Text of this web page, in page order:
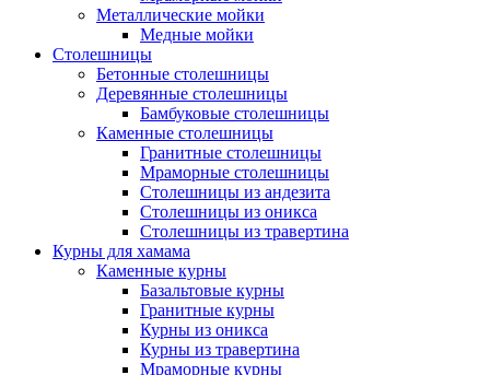
Металлические мойки
Медные мойки
Столешницы
Бетонные столешницы
Деревянные столешницы
Бамбуковые столешницы
Каменные столешницы
Гранитные столешницы
Мраморные столешницы
Столешницы из андезита
Столешницы из оникса
Столешницы из травертина
Курны для хамама
Каменные курны
Базальтовые курны
Гранитные курны
Курны из оникса
Курны из травертина
Мраморные курны